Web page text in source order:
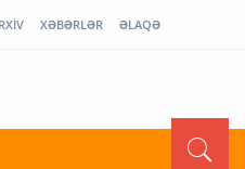
XƏBƏRLƏR ƏLAQƏ